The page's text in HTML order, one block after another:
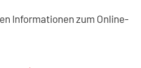
Informationen zum Online-